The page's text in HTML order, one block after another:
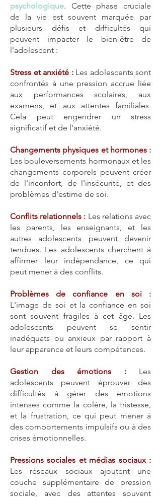
psychologique. Cette phase cruciale
de la vie est souvent marquée par
plusieurs défis et difficultés qui
peuvent impacter le bien-être de
l'adolescent :
Stress et anxiété :Les adolescents sont
confrontés à une pression accrue liée
aux performances scolaires, aux
examens, et aux attentes familiales.
Cela peut engendrer un stress
significatif et de l'anxiété.
Changements physiques et hormones :
Les bouleversements hormonaux et les
changements corporels peuvent créer
de l'inconfort, de l'insécurité, et des
problèmes d'estime de soi.​
Conflits relationnels : Les relations avec
les parents, les enseignants, et les
autres adolescents peuvent devenir
tendues. Les adolescents cherchent à
affirmer leur indépendance, ce qui
peut mener à des conflits.
​Problèmes de confiance en soi :
L'image de soi et la confiance en soi
sont souvent fragiles à cet âge. Les
adolescents peuvent se sentir
inadéquats ou anxieux par rapport à
leur apparence et leurs compétences.
Gestion des émotions :Les
adolescents peuvent éprouver des
difficultés à gérer des émotions
intenses comme la colère, la tristesse,
et la frustration, ce qui peut mener à
des comportements impulsifs ou à des
crises émotionnelles.
Pressions sociales et médias sociaux :
Les réseaux sociaux ajoutent une
couche supplémentaire de pression
sociale, avec des attentes souvent